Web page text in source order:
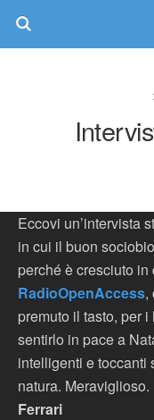
Eccovi un’intervista
in cui il buon
perché è cresciuto
RadioOpenAccess,
premuto il tasto, per
sentirlo in pace a
intelligenti e toccanti
natura.
Ferrari